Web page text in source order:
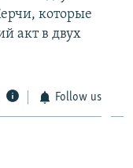
которые
акт в двух
Follow us